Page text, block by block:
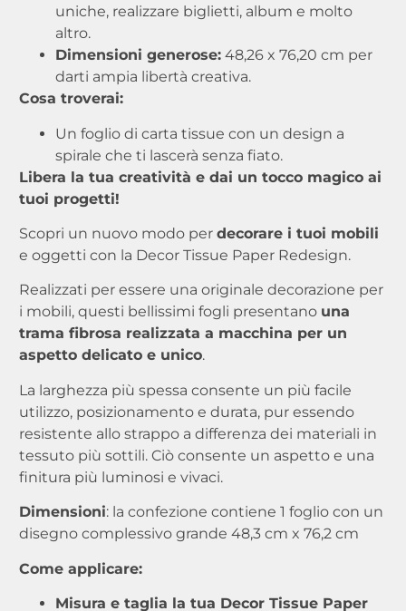
uniche, realizzare biglietti, album e molto
altro.
Dimensioni generose:48,26 x 76,20 cm per
darti ampia libertà creativa.
Cosa troverai:
Un foglio di carta tissue con un design a
spirale che ti lascerà senza fiato.
Libera la tua creatività e dai un tocco magico ai
tuoi progetti!
Scopri un nuovo modo per decorare i tuoi mobili
e oggetti con la Decor Tissue Paper Redesign.
Realizzati per essere una originale decorazione per
i mobili, questi bellissimi fogli presentano una
trama fibrosa realizzata a macchina per un
aspetto delicato e unico.
La larghezza più spessa consente un più facile
utilizzo, posizionamento e durata, pur essendo
resistente allo strappo a differenza dei materiali in
tessuto più sottili. Ciò consente un aspetto e una
finitura più luminosi e vivaci.
Dimensioni: la confezione contiene 1 foglio con un
disegno complessivo grande 48,3 cm x 76,2 cm
Come applicare:
Misura e taglia la tua Decor Tissue Paper